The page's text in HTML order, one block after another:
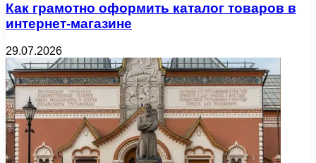
Как грамотно оформить каталог товаров в
интернет-магазине
29.07.2026